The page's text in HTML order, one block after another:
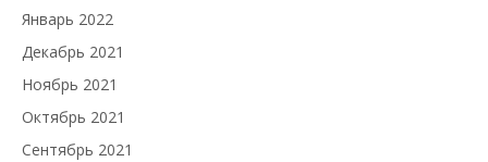
Январь 2022
Декабрь 2021
Ноябрь 2021
Октябрь 2021
Сентябрь 2021